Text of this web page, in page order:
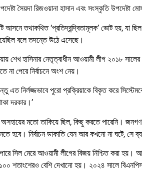
সৈয়দা রিজওয়ানা হাসান এবং সংস্কৃতি উপদেষ্টা
আসনে তথাকথিত ‘প্রতিদ্বন্দ্বিতামূলক’ ভোট হয়, যা
বলে তদন্তে উঠে এসেছে।
শেখ হাসিনার নেতৃত্বাধীন আওয়ামী লীগ ২০১৮ সালের
না পেরে নির্বাচনে অংশ নেয়।
এত নির্লজ্জভাবে পুরো প্রক্রিয়াকে বিকৃত করে
দরকার।’
অসহায়ের মতো তাকিয়ে ছিল, কিছু করতে পারেনি।
হবে। নির্বাচন ডাকাতি যেন আর কখনো না ঘটে, সে
সিল মেরে আওয়ামী লীগের বিজয় নিশ্চিত করা হয়।
বেশি দেখানো হয়। ২০২৪ সালে বিএনপিসহ